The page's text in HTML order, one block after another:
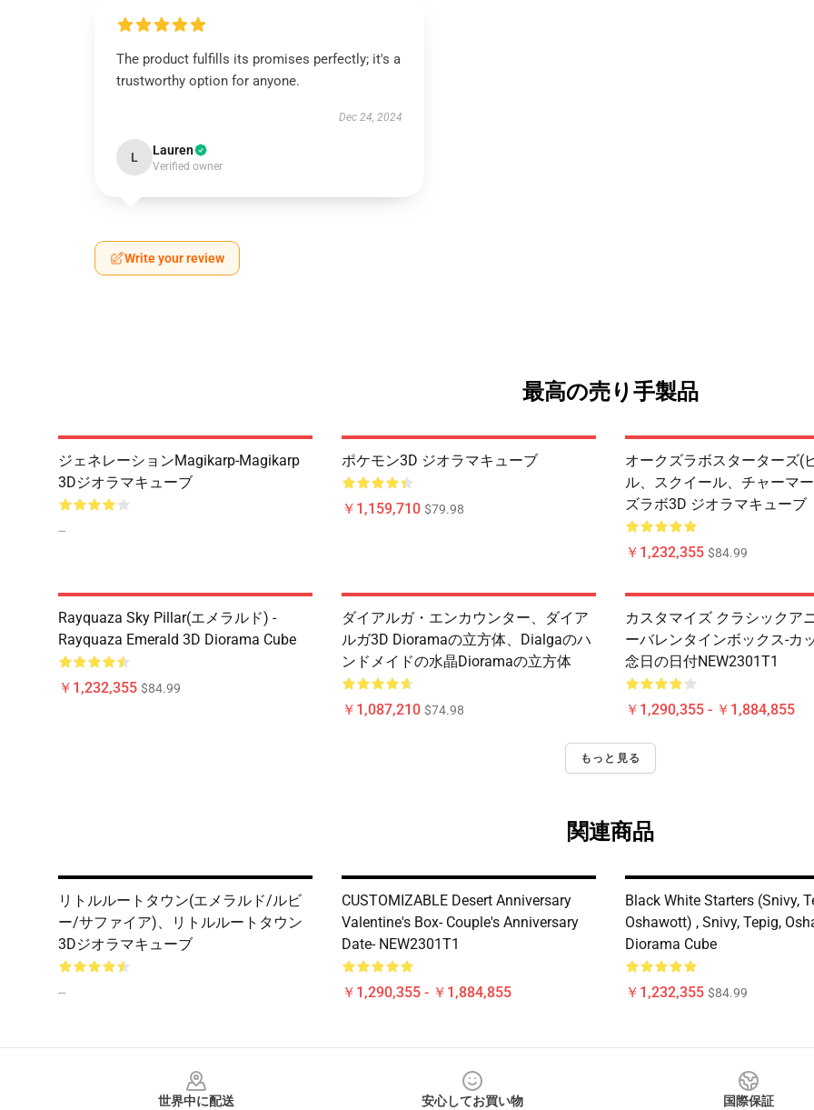
The product fulfills its promises perfectly; it's a
trustworthy option for anyone.
Dec 24, 2024
L Lauren
Verified owner
Write your review
最高の売り手製品
ジェネレーションMagikarp-Magikarp
3Dジオラマキューブ
--
ポケモン3D ジオラマキューブ
￥1,159,710 $79.98
オークズラボスターターズ(
ル、スクイール、チャーマ
ズラボ3D ジオラマキューブ
￥1,232,355 $84.99
Rayquaza Sky Pillar(エメラルド) -
Rayquaza Emerald 3D Diorama Cube
￥1,232,355 $84.99
ダイアルガ・エンカウンター、ダイア
ルガ3D Dioramaの立方体、Dialgaのハ
ンドメイドの水晶Dioramaの立方体
￥1,087,210 $74.98
カスタマイズ クラシックア
ーバレンタインボックス-カ
念日の日付NEW2301T1
￥1,290,355 - ￥1,884,855
もっと見る
関連商品
リトルルートタウン(エメラルド/ルビ
ー/サファイア)、リトルルートタウン
3Dジオラマキューブ
--
CUSTOMIZABLE Desert Anniversary
Valentine's Box- Couple's Anniversary
Date- NEW2301T1
￥1,290,355 - ￥1,884,855
Black White Starters (Snivy,
Oshawott) , Snivy, Tepig,
Diorama Cube
￥1,232,355 $84.99
世界中に配送 安心してお買い物 国際保証